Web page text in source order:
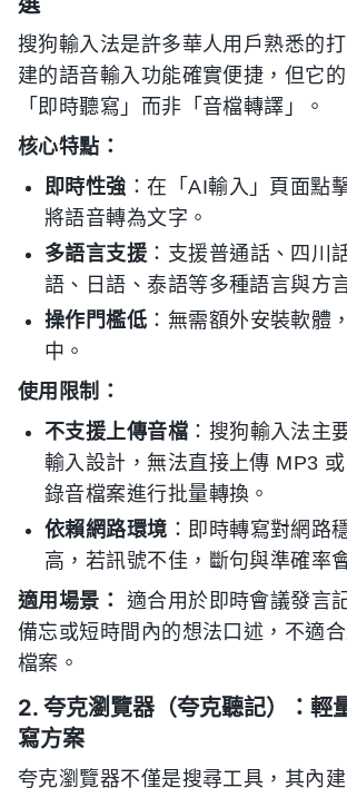
搜狗輸入法是許多華人用戶熟悉的
建的語音輸入功能確實便捷，但它
「即時聽寫」而非「音檔轉譯」。
核心特點：
即時性強 ：在「AI輸入」頁面點
將語音轉為文字。
多語言支援 ：支援普通話、四川
語、日語、泰語等多種語言與方
操作門檻低 ：無需額外安裝軟體
中。
使用限制：
不支援上傳音檔 ：搜狗輸入法主
輸入設計，無法直接上傳 MP3
錄音檔案進行批量轉換。
依賴網路環境 ：即時轉寫對網路
高，若訊號不佳，斷句與準確率
適用場景：
適合用於即時會議發言
備忘或短時間內的想法口述，不適
檔案。
2. 夸克瀏覽器（夸克聽記）：輕
寫方案
夸克瀏覽器不僅是搜尋工具，其內